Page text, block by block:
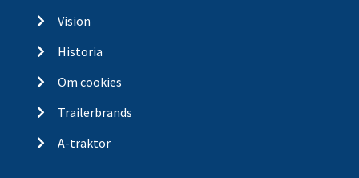
Vision
Historia
Om cookies
Trailerbrands
A-traktor